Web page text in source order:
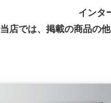
インタ
当店では、掲載の商品の